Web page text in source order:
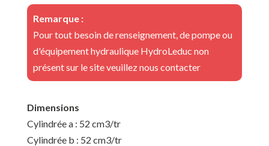
Remarque :
Pour tout besoin de renseignement, de pompe ou
d'équipement hydraulique HydroLeduc non
présent sur le site veuillez nous contacter
Dimensions
Cylindrée a : 52 cm3/tr
Cylindrée b : 52 cm3/tr